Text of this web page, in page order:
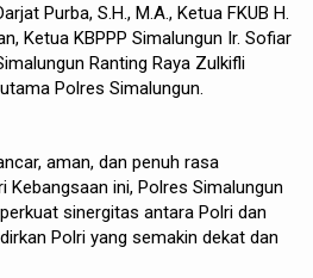
Purba, S.H., M.A., Ketua FKUB H.
Ketua KBPPP Simalungun Ir. Sofiar
Ranting Raya Zulkifli
Polres Simalungun.
aman, dan penuh rasa
Kebangsaan ini, Polres Simalungun
sinergitas antara Polri dan
Polri yang semakin dekat dan